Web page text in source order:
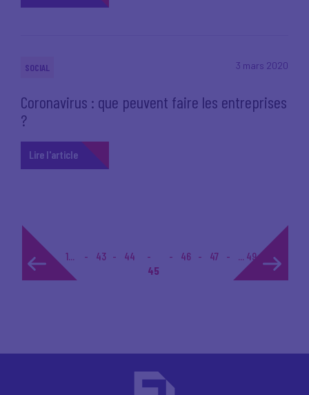
3 mars 2020
SOCIAL
Coronavirus : que peuvent faire les entreprises
?
Lire l'article
1... 43
44
45
46 47 ... 49